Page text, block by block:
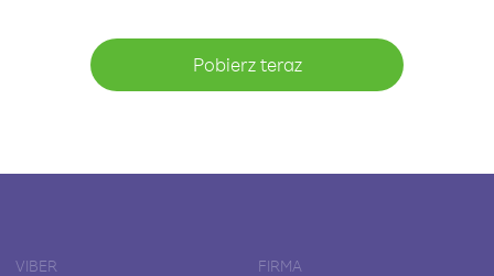
Pobierz teraz
VIBER FIRMA